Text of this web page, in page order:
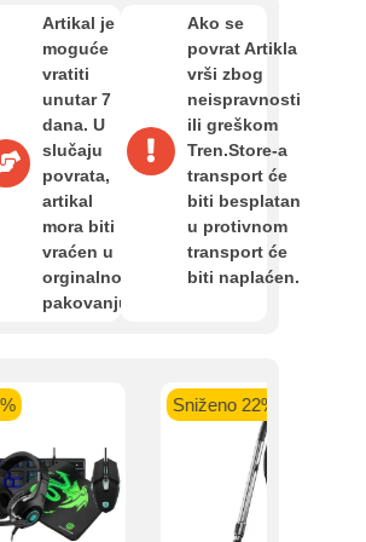
Artikal je
moguće
vratiti
unutar 7
dana. U
slučaju
povrata,
artikal
mora biti
vraćen u
orginalnom
pakovanju.
Ako se
povrat Artikla
vrši zbog
neispravnosti
ili greškom
Tren.Store-a
transport će
biti besplatan
u protivnom
transport će
biti naplaćen.
Sniženo 22%
Informacije o dostavi
O nama
Privatnost kupca
banka
do 36 rata
Raiffeisen banka VISA
Magic Card do 36 rata